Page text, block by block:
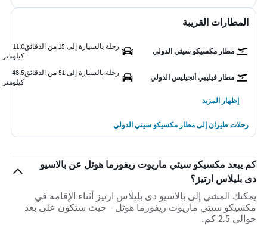
المطارات القريبة
مطار مكسيكو سيتي الدولي
رحلة بالسيارة إلى 15 من الدقائق
11.0
كيلومتر
مطار فيليبي أنجيليس الدولي
رحلة بالسيارة إلى 51 من الدقائق
48.5
كيلومتر
إظهار المزيد
رحلات طيران إلى مطار مكسيكو سيتي الدولي
كم يبعد مكسيكو سيتي ماريوت ريفورما هوتل عن بالاسيو
دى بليلاس ارتيز؟
يمكنك المشي إلى بالاسيو دى بليلاس ارتيز أثناء الإقامة في
مكسيكو سيتي ماريوت ريفورما هوتل - حيث ستكون على بعد
حوالي 2.5 كم.